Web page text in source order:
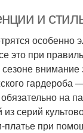
и
особенно
при
гардероба
на
серий
платье при